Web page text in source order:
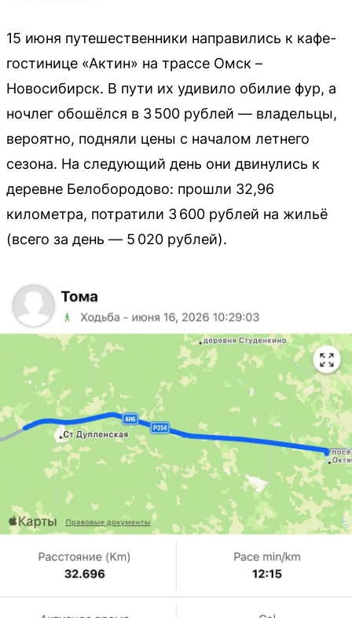
15 июня путешественники направились к кафе-
гостинице «Актин» на трассе Омск –
Новосибирск. В пути их удивило обилие фур, а
ночлег обошёлся в 3 500 рублей — владельцы,
вероятно, подняли цены с началом летнего
сезона. На следующий день они двинулись к
деревне Белобородово: прошли 32,96
километра, потратили 3 600 рублей на жильё
(всего за день — 5 020 рублей).